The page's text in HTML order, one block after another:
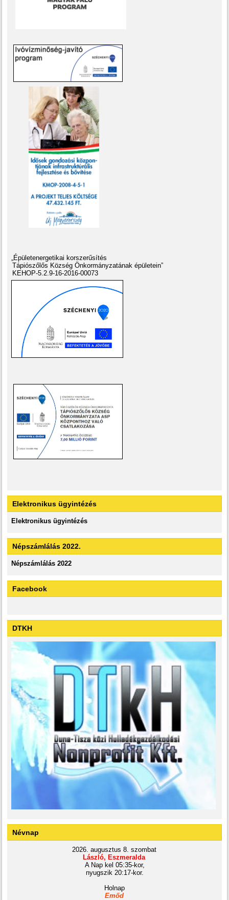
„Épületenergetikai korszerűsítés
Tápiószőlős Község Önkormányzatának épületein”
KEHOP-5.2.9-16-2016-00073
Elektronikus ügyintézés
Elektronikus ügyintézés
Népszámlálás 2022.
Népszámlálás 2022
Facebook
DTKH
Névnap
2026. augusztus 8. szombat
László, Eszmeralda
A Nap kel 05:35-kor,
nyugszik 20:17-kor.
Holnap
Emőd